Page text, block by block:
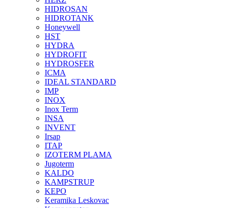
HIDROSAN
HIDROTANK
Honeywell
HST
HYDRA
HYDROFIT
HYDROSFER
ICMA
IDEAL STANDARD
IMP
INOX
Inox Term
INSA
INVENT
Irsap
ITAP
IZOTERM PLAMA
Jugoterm
KALDO
KAMPSTRUP
KEPO
Keramika Leskovac